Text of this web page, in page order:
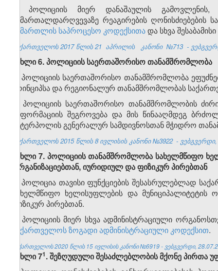
5. პოლიციის მიერ დანაშაულის
სამართალდარღვევაზე რეაგირების
სამართლის საპროცესო კოდექსითადა სხვა
საქართველოს 2017 წლის 21 აპრილის კანონი №713 -
მუხლი 6. პოლიციის საერთაშორისო თანამშრომლობა
1. პოლიციის საერთაშორისო თანამშრომლობა
პრინციპსა და რეგიონალურ თანამშრომლობას
2. პოლიციის საერთაშორისო თანამშრომლობის
ინფორმაციის შეგროვება და მის წინააღმდეგ
ინტერპოლის გენერალურ სამდივნოსთან მჭიდრო
საქართველოს 2015 წლის 8 ივლისის კანონი№3922 - ვებგვერდი,
მუხლი 7. პოლიციის თანამშრომლობა სახელმწიფო
ორგანიზაციებთან, იურიდიულ და ფიზიკურ პირებთან
პოლიცია თავისი ფუნქციების შესასრულებლად
სახელმწიფო ხელისუფლების და
ფიზიკურ პირებთან.
2. პოლიციის მიერ სხვა ადმინისტრაციული
საქართველოს ზოგადი ადმინისტრაციული კოდექსით.
საქართველოს 2020 წლის 15 ივლისის კანონი №6919 - ვებგვერდი,
მუხლი 7​1. შეზღუდული შესაძლებლობის მქონე პირთა